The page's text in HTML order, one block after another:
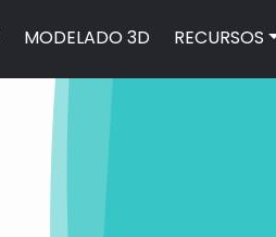
MODELADO 3D RECURSOS